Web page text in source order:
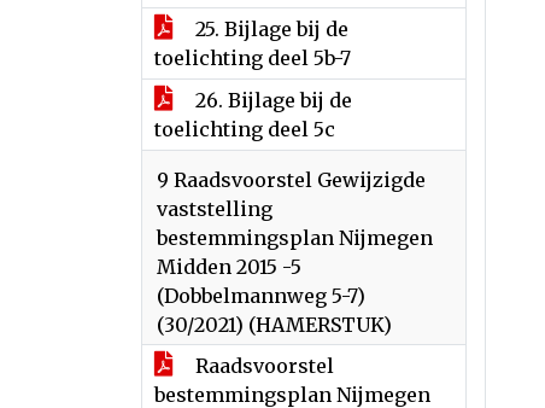
25. Bijlage bij de
toelichting deel 5b-7
26. Bijlage bij de
toelichting deel 5c
9 Raadsvoorstel Gewijzigde
vaststelling
bestemmingsplan Nijmegen
Midden 2015 -5
(Dobbelmannweg 5-7)
(30/2021) (HAMERSTUK)
Raadsvoorstel
bestemmingsplan Nijmegen